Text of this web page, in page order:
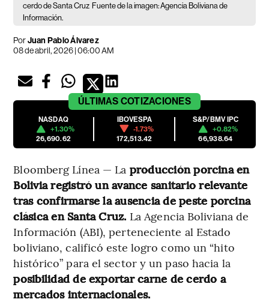
cerdo de Santa Cruz Fuente de la imagen: Agencia Boliviana de
Información.
PorJuan Pablo Álvarez
08 de abril, 2026 | 06:00 AM
ÚLTIMAS COTIZACIONES
NASDAQ
+1.30%
26,690.62
IBOVESPA
-1.73%
172,513.42
S&P/BMV IPC
+0.82%
66,938.64
Bloomberg Línea — La producción porcina en
Bolivia registró un avance sanitario relevante
tras confirmarse la ausencia de peste porcina
clásica en Santa Cruz. La Agencia Boliviana de
Información (ABI), perteneciente al Estado
boliviano, calificó este logro como un “hito
histórico” para el sector y un paso hacia la
posibilidad de exportar carne de cerdo a
mercados internacionales.